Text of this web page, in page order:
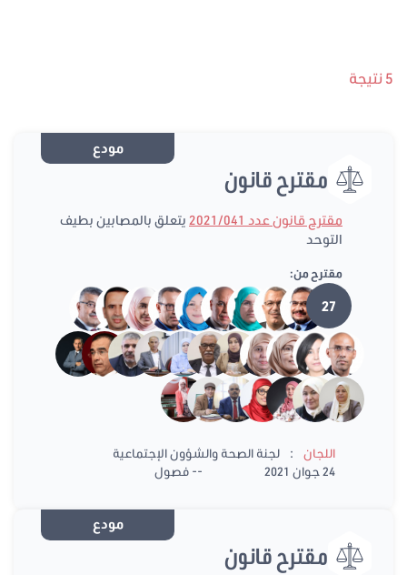
5 نتيجة
مودع
مقترح قانون
مقترح قانون عدد 2021/041
يتعلق بالمصابين بطيف
التوحد
مقترح من:
27
اللجان :
لجنة الصحة والشؤون الإجتماعية
24 جوان 2021
-- فصول
مودع
مقترح قانون